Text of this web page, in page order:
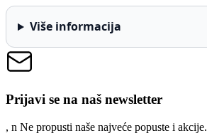
Više informacija
Prijavi se na naš newsletter
, n Ne propusti naše najveće popuste i akcije.